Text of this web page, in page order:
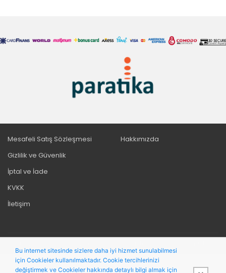
Mesafeli Satış Sözleşmesi
Gizlilik ve Güvenlik
İptal ve İade
KVKK
İletişim
Hakkımızda
Bu internet sitesinde sizlere daha iyi hizmet sunulabilmesi
için Cookieler kullanılmaktadır. Cookie tercihlerinizi
değiştirmek ve Cookieler hakkında detaylı bilgi almak için